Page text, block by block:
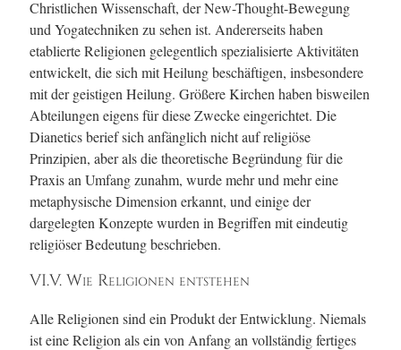
Christlichen Wissenschaft, der New-Thought-Bewegung
und Yogatechniken zu sehen ist. Andererseits haben
etablierte Religionen gelegentlich spezialisierte Aktivitäten
entwickelt, die sich mit Heilung beschäftigen, insbesondere
mit der geistigen Heilung. Größere Kirchen haben bisweilen
Abteilungen eigens für diese Zwecke eingerichtet. Die
Dianetics berief sich anfänglich nicht auf religiöse
Prinzipien, aber als die theoretische Begründung für die
Praxis an Umfang zunahm, wurde mehr und mehr eine
metaphysische Dimension erkannt, und einige der
dargelegten Konzepte wurden in Begriffen mit eindeutig
religiöser Bedeutung beschrieben.
VI.V. Wie Religionen entstehen
Alle Religionen sind ein Produkt der Entwicklung. Niemals
ist eine Religion als ein von Anfang an vollständig fertiges